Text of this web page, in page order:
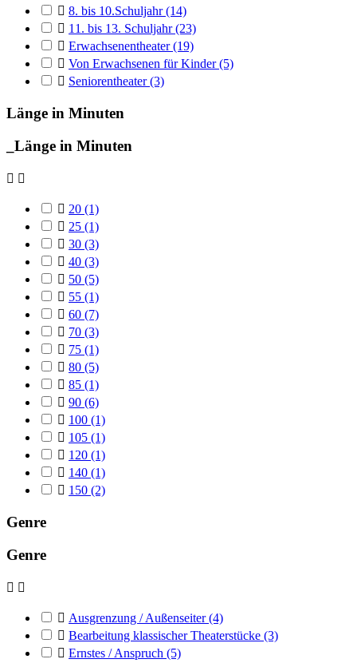
 8. bis 10.Schuljahr(14)
 11. bis 13. Schuljahr(23)
 Erwachsenentheater(19)
 Von Erwachsenen für Kinder(5)
 Seniorentheater(3)
Länge in Minuten
_Länge in Minuten
 
 20 (1)
 25 (1)
 30 (3)
 40 (3)
 50 (5)
 55 (1)
 60 (7)
 70 (3)
 75 (1)
 80 (5)
 85 (1)
 90 (6)
 100 (1)
 105 (1)
 120 (1)
 140 (1)
 150 (2)
Genre
Genre
 
 Ausgrenzung / Außenseiter(4)
 Bearbeitung klassischer Theaterstücke (3)
 Ernstes / Anspruch (5)